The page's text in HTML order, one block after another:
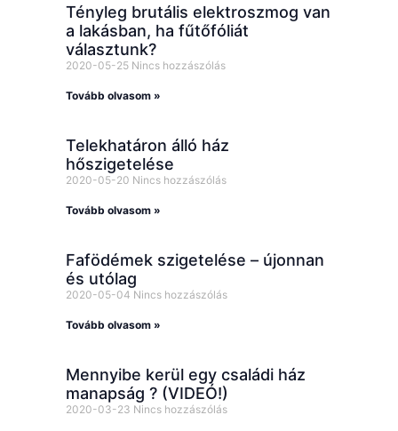
Tényleg brutális elektroszmog van
a lakásban, ha fűtőfóliát
választunk?
2020-05-25 Nincs hozzászólás
Tovább olvasom »
Telekhatáron álló ház
hőszigetelése
2020-05-20 Nincs hozzászólás
Tovább olvasom »
Fafödémek szigetelése – újonnan
és utólag
2020-05-04 Nincs hozzászólás
Tovább olvasom »
Mennyibe kerül egy családi ház
manapság ? (VIDEÓ!)
2020-03-23 Nincs hozzászólás